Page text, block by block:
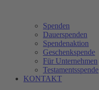
Spenden
Dauerspenden
Spendenaktion
Geschenkspende
Für Unternehmen
Testamentsspende
KONTAKT